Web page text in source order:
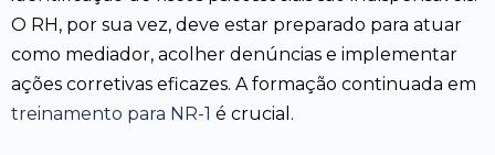
O RH, por sua vez, deve estar preparado para atuar
como mediador, acolher denúncias e implementar
ações corretivas eficazes. A formação continuada em
treinamento para NR-1 é crucial.